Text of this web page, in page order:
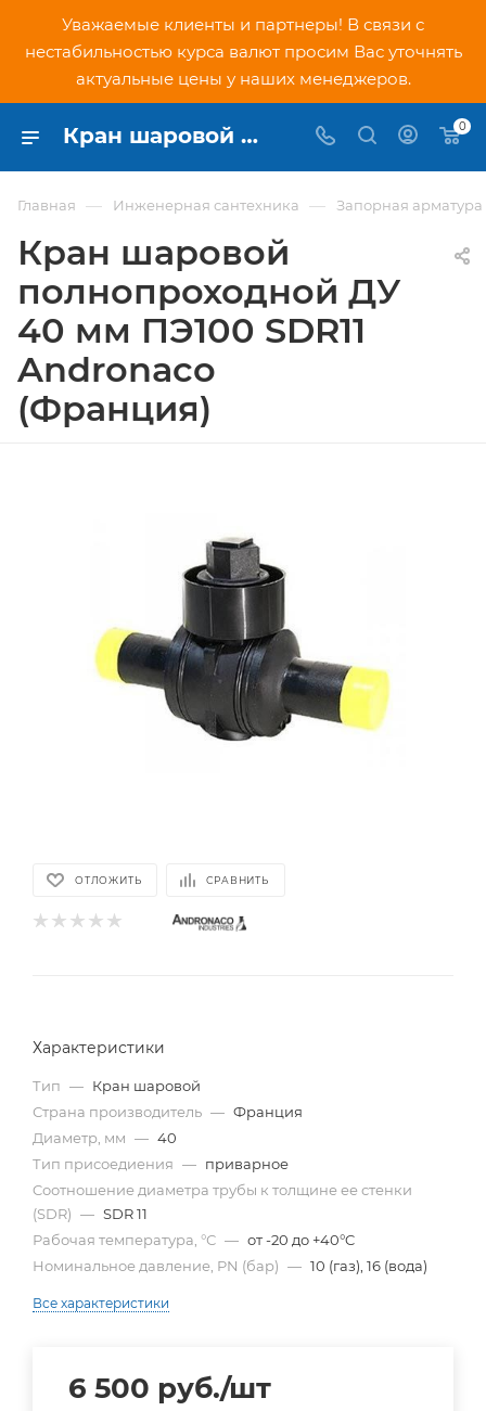
Уважаемые клиенты и партнеры! В связи с
нестабильностью курса валют просим Вас уточнять
актуальные цены у наших менеджеров.
Кран шаровой полнопроходной ДУ 40 мм ПЭ100 SDR11 Andronaco (Франция) - купить по низкой цене в Москве, интернет-магазин PNDtech.ru 0
Главная — Инженерная сантехника — Запорная арматура
Кран шаровой
полнопроходной ДУ
40 мм ПЭ100 SDR11
Andronaco
(Франция)
ОТЛОЖИТЬ СРАВНИТЬ
Характеристики
Тип — Кран шаровой
Страна производитель — Франция
Диаметр, мм — 40
Тип присоедиения — приварное
Cоотношение диаметра трубы к толщине ее стенки
(SDR) — SDR 11
Рабочая температура, °С — от -20 до +40°C
Номинальное давление, PN (бар) — 10 (газ), 16 (вода)
Все характеристики
6 500 руб./шт